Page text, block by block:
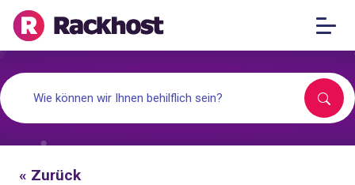
« Zurück